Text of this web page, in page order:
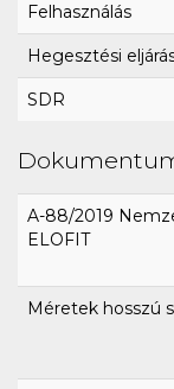
Felhasználás
Hegesztési
SDR
A-88/2019
ELOFIT
Méretek hosszú